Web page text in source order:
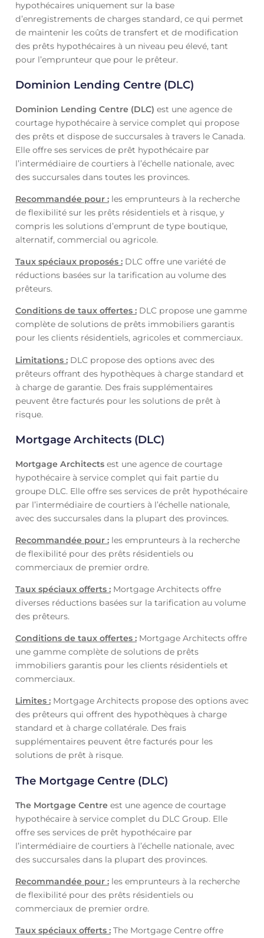
hypothécaires uniquement sur la base
d’enregistrements de charges standard, ce qui permet
de maintenir les coûts de transfert et de modification
des prêts hypothécaires à un niveau peu élevé, tant
pour l’emprunteur que pour le prêteur.
Dominion Lending Centre (DLC)
Dominion Lending Centre (DLC) est une agence de
courtage hypothécaire à service complet qui propose
des prêts et dispose de succursales à travers le Canada.
Elle offre ses services de prêt hypothécaire par
l’intermédiaire de courtiers à l’échelle nationale, avec
des succursales dans toutes les provinces.
Recommandée pour :les emprunteurs à la recherche
de flexibilité sur les prêts résidentiels et à risque, y
compris les solutions d’emprunt de type boutique,
alternatif, commercial ou agricole.
Taux spéciaux proposés :DLC offre une variété de
réductions basées sur la tarification au volume des
prêteurs.
Conditions de taux offertes :DLC propose une gamme
complète de solutions de prêts immobiliers garantis
pour les clients résidentiels, agricoles et commerciaux.
Limitations :DLC propose des options avec des
prêteurs offrant des hypothèques à charge standard et
à charge de garantie. Des frais supplémentaires
peuvent être facturés pour les solutions de prêt à
risque.
Mortgage Architects (DLC)
Mortgage Architectsest une agence de courtage
hypothécaire à service complet qui fait partie du
groupe DLC. Elle offre ses services de prêt hypothécaire
par l’intermédiaire de courtiers à l’échelle nationale,
avec des succursales dans la plupart des provinces.
Recommandée pour :les emprunteurs à la recherche
de flexibilité pour des prêts résidentiels ou
commerciaux de premier ordre.
Taux spéciaux offerts :Mortgage Architects offre
diverses réductions basées sur la tarification au volume
des prêteurs.
Conditions de taux offertes :Mortgage Architects offre
une gamme complète de solutions de prêts
immobiliers garantis pour les clients résidentiels et
commerciaux.
Limites :Mortgage Architects propose des options avec
des prêteurs qui offrent des hypothèques à charge
standard et à charge collatérale. Des frais
supplémentaires peuvent être facturés pour les
solutions de prêt à risque.
The Mortgage Centre (DLC)
The Mortgage Centre est une agence de courtage
hypothécaire à service complet du DLC Group. Elle
offre ses services de prêt hypothécaire par
l’intermédiaire de courtiers à l’échelle nationale, avec
des succursales dans la plupart des provinces.
Recommandée pour :les emprunteurs à la recherche
de flexibilité pour des prêts résidentiels ou
commerciaux de premier ordre.
Taux spéciaux offerts :The Mortgage Centre offre